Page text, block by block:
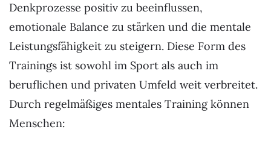
Denkprozesse positiv zu beeinflussen,
emotionale Balance zu stärken und die mentale
Leistungsfähigkeit zu steigern. Diese Form des
Trainings ist sowohl im Sport als auch im
beruflichen und privaten Umfeld weit verbreitet.
Durch regelmäßiges mentales Training können
Menschen: